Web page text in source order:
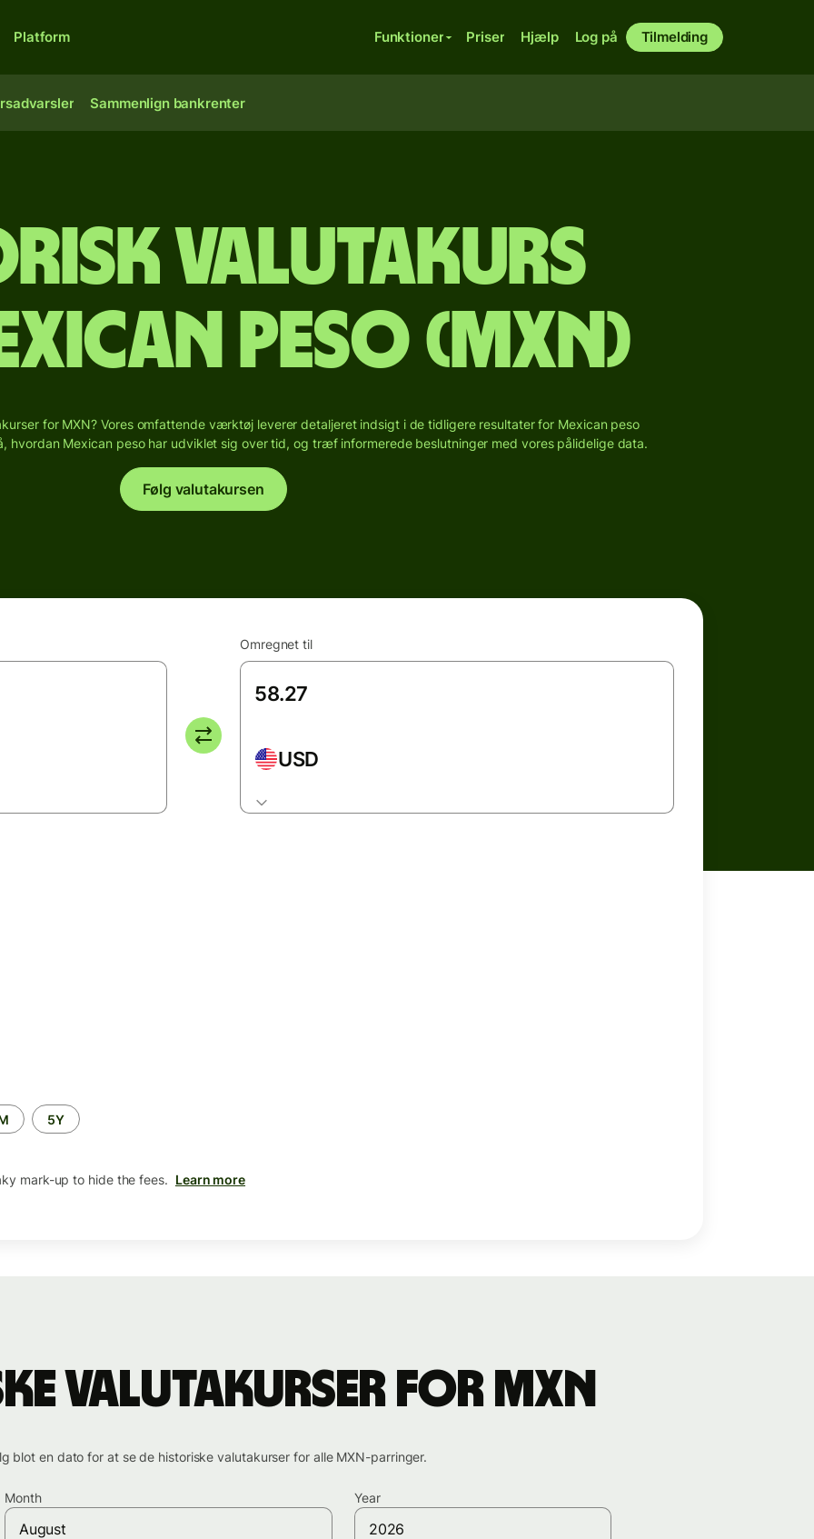
Platform Funktioner Priser Hjælp Log på Tilmelding
Sammenlign bankrenter
valutakurs
peso (MXN)
for MXN? Vores omfattende værktøj leverer detaljeret indsigt i de tidligere resultater for Mexican peso
hvordan Mexican peso har udviklet sig over tid, og træf informerede beslutninger med vores pålidelige data.
Følg valutakursen
Omregnet til
USD
5Y
mark-up to hide the fees. Learn more
valutakurser for MXN
blot en dato for at se de historiske valutakurser for alle MXN-parringer.
Month
August
Year